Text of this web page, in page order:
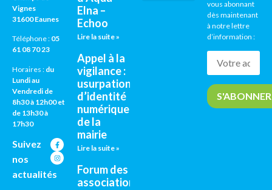
Vignes
31600 Eaunes
Téléphone : 05
61 08 70 23
Horaires : du
Lundi au
Vendredi de
8h30 à 12h00 et
de 13h30 à
17h30
Suivez
nos
actualités
Elna –
Echoo
Lire la suite »
Appel à la
vigilance :
usurpation
d’identité
numérique
de la
mairie
Lire la suite »
Forum des
associations
vous abonnant
dès maintenant
à notre lettre
d’information :